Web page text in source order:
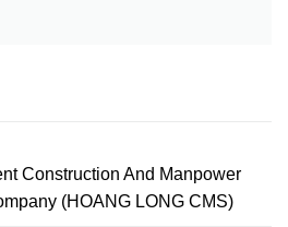
Construction And Manpower
(HOANG LONG CMS)